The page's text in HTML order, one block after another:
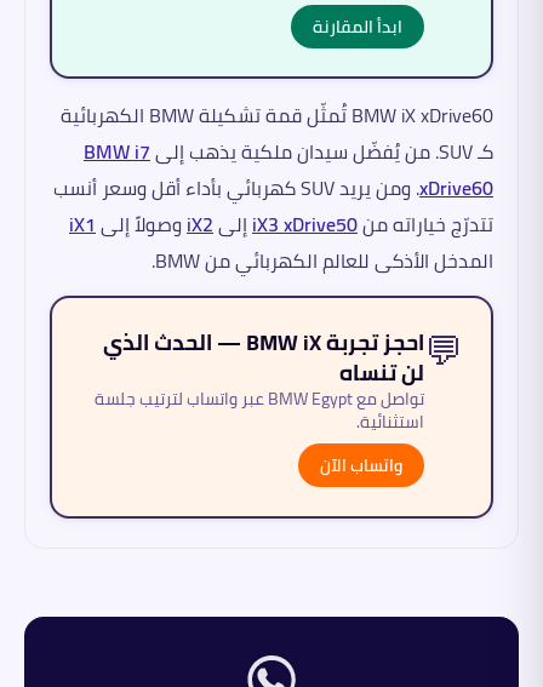
ابدأ المقارنة
BMW iX xDrive60 تُمثّل قمة تشكيلة BMW الكهربائية
كـ SUV. من يُفضّل سيدان ملكية يذهب إلى
BMW i7
xDrive60
. ومن يريد SUV كهربائي بأداء أقل وسعر أنسب
تتدرّج خياراته منiX3 xDrive50إلىiX2وصولاً إلىiX1
المدخل الأذكى للعالم الكهربائي من BMW.
💬 احجز تجربة BMW iX — الحدث الذي
لن تنساه
تواصل مع BMW Egypt عبر واتساب لترتيب جلسة
استثنائية.
واتساب الآن